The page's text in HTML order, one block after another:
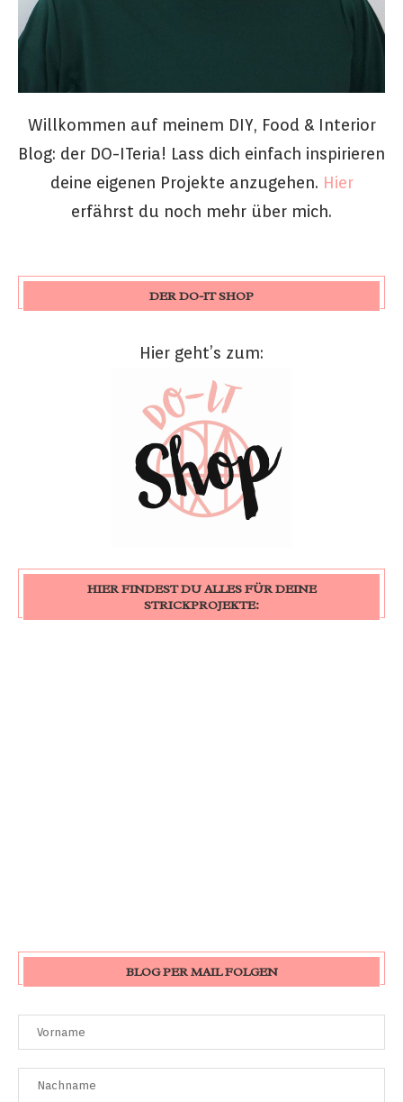
Willkommen auf meinem DIY, Food & Interior
Blog: der DO-ITeria! Lass dich einfach inspirieren
deine eigenen Projekte anzugehen. Hier
erfährst du noch mehr über mich.
DER DO-IT SHOP
Hier geht’s zum:
HIER FINDEST DU ALLES FÜR DEINE
STRICKPROJEKTE:
BLOG PER MAIL FOLGEN